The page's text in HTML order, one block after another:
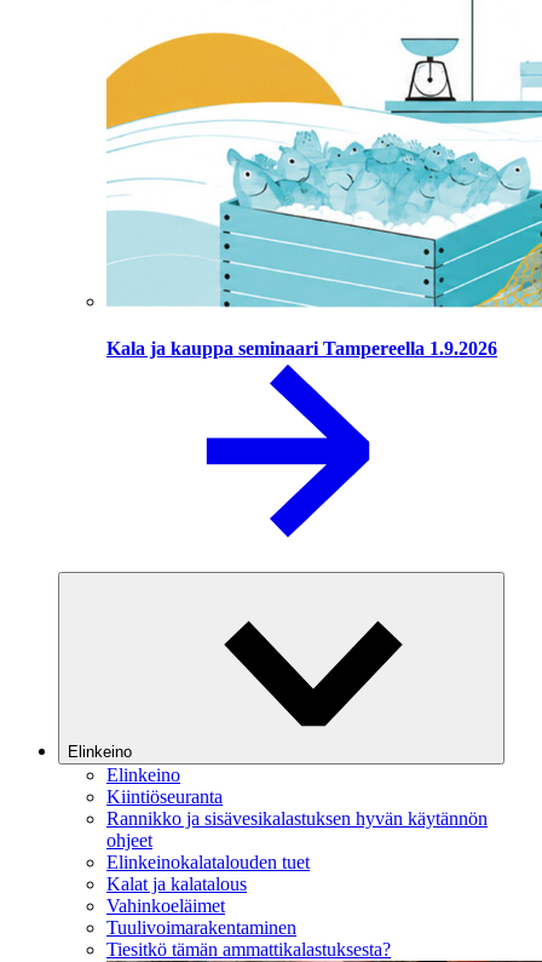
Kala ja kauppa seminaari Tampereella 1.9.2026
Elinkeino
Elinkeino
Kiintiöseuranta
Rannikko ja sisävesikalastuksen hyvän käytännön
ohjeet
Elinkeinokalatalouden tuet
Kalat ja kalatalous
Vahinkoeläimet
Tuulivoimarakentaminen
Tiesitkö tämän ammattikalastuksesta?